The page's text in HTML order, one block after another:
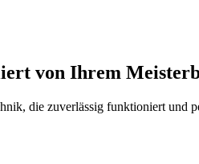
von Ihrem
die zuverlässig funktioniert und